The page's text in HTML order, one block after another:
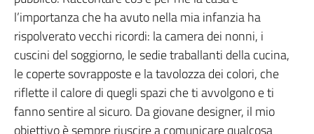
l’importanza che ha avuto nella mia infanzia ha
rispolverato vecchi ricordi: la camera dei nonni, i
cuscini del soggiorno, le sedie traballanti della cucina,
le coperte sovrapposte e la tavolozza dei colori, che
riflette il calore di quegli spazi che ti avvolgono e ti
fanno sentire al sicuro. Da giovane designer, il mio
obiettivo è sempre riuscire a comunicare qualcosa